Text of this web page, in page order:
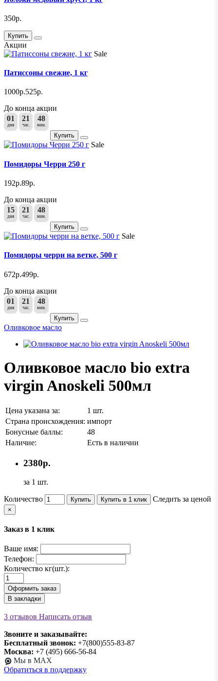
350р.
Купить
Акции
Sale
Патиссоны свежие, 1 кг
1000р.525р.
До конца акции
01
дня
21
час.
48
мин.
Купить
Sale
Помидоры Черри 250 г
192р.89р.
До конца акции
15
дня
21
час.
48
мин.
Купить
Sale
Помидоры черри на ветке, 500 г
672р.499р.
До конца акции
01
дня
21
час.
48
мин.
Купить
Оливковое масло
Оливковое масло bio extra
virgin Anoskeli 500мл
Цена указана за:
1 шт.
Страна происхождения: импорт
Бонусные баллы:
48
Наличие:
Есть в наличии
2380р.
за 1 шт.
Количество Купить Купить в 1 клик Следить за ценой
×
Заказ в 1 клик
Ваше имя:
Телефон:
Количество кг(шт.):
Оформить заказ
В закладки
3 отзывов Написать отзыв
Звоните и заказывайте:
Бесплатный звонок: +7(800)555-83-87
Москва: +7 (495) 666-56-84
Мы в MAX
Обратиться в поддержку